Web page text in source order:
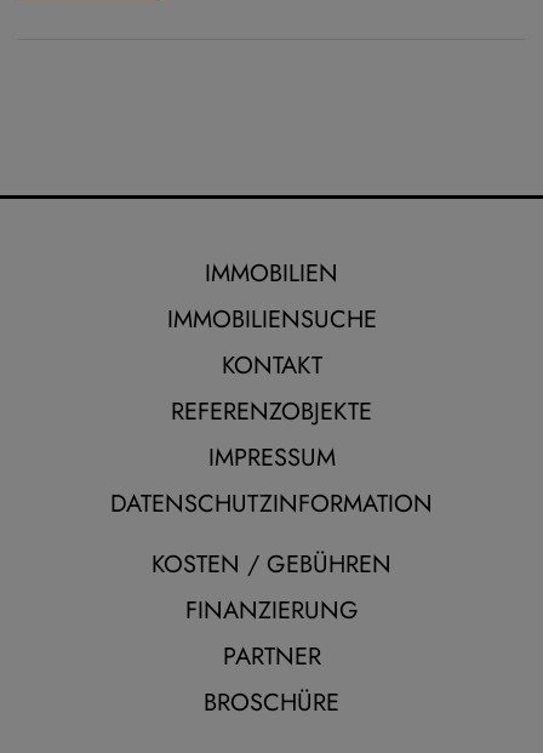
IMMOBILIEN
IMMOBILIENSUCHE
KONTAKT
REFERENZOBJEKTE
IMPRESSUM
DATENSCHUTZINFORMATION
KOSTEN / GEBÜHREN
FINANZIERUNG
PARTNER
BROSCHÜRE